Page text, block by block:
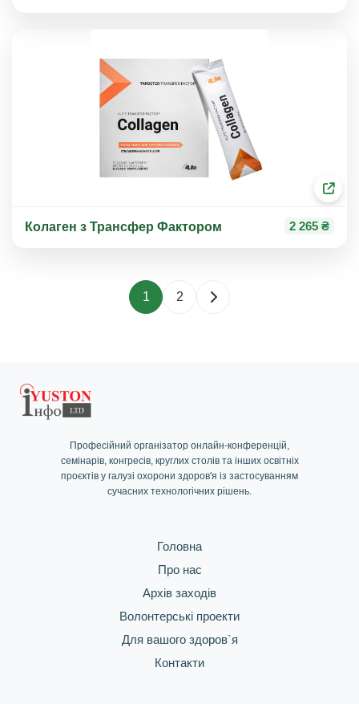
Колаген з Трансфер Фактором 2 265 ₴
1 2
Професійний організатор онлайн-конференцій,
семінарів, конгресів, круглих столів та інших освітніх
проєктів у галузі охорони здоров'я із застосуванням
сучасних технологічних рішень.
Головна
Про нас
Архів заходів
Волонтерські проекти
Для вашого здоров`я
Контакти